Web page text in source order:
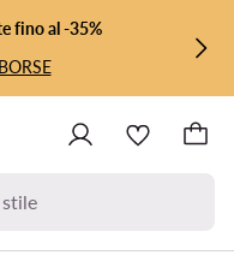
fino al -35%